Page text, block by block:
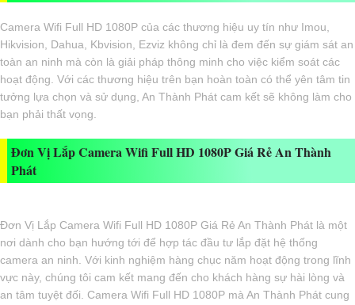
Camera Wifi Full HD 1080P của các thương hiệu uy tín như Imou,
Hikvision, Dahua, Kbvision, Ezviz không chỉ là đem đến sự giám sát an
toàn an ninh mà còn là giải pháp thông minh cho việc kiểm soát các
hoạt động. Với các thương hiệu trên bạn hoàn toàn có thể yên tâm tin
tưởng lựa chọn và sử dụng, An Thành Phát cam kết sẽ không làm cho
bạn phải thất vọng.
Đơn Vị Lắp Camera Wifi Full HD 1080P Giá Rẻ An Thành
Phát
Đơn Vị Lắp Camera Wifi Full HD 1080P Giá Rẻ An Thành Phát là một
nơi dành cho bạn hướng tới để hợp tác đầu tư lắp đặt hệ thống
camera an ninh. Với kinh nghiệm hàng chục năm hoạt động trong lĩnh
vực này, chúng tôi cam kết mang đến cho khách hàng sự hài lòng và
an tâm tuyệt đối. Camera Wifi Full HD 1080P mà An Thành Phát cung